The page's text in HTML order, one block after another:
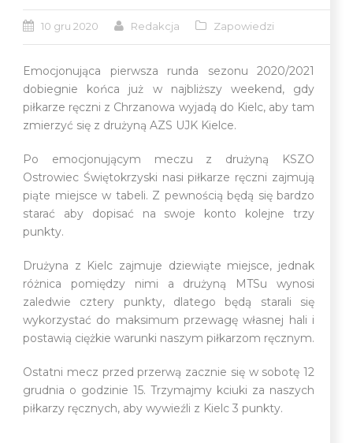
10 gru 2020 Redakcja Zapowiedzi
Emocjonująca pierwsza runda sezonu 2020/2021
dobiegnie końca już w najbliższy weekend, gdy
piłkarze ręczni z Chrzanowa wyjadą do Kielc, aby tam
zmierzyć się z drużyną AZS UJK Kielce.
Po emocjonującym meczu z drużyną KSZO
Ostrowiec Świętokrzyski nasi piłkarze ręczni zajmują
piąte miejsce w tabeli. Z pewnością będą się bardzo
starać aby dopisać na swoje konto kolejne trzy
punkty.
Drużyna z Kielc zajmuje dziewiąte miejsce, jednak
różnica pomiędzy nimi a drużyną MTSu wynosi
zaledwie cztery punkty, dlatego będą starali się
wykorzystać do maksimum przewagę własnej hali i
postawią ciężkie warunki naszym piłkarzom ręcznym.
Ostatni mecz przed przerwą zacznie się w sobotę 12
grudnia o godzinie 15. Trzymajmy kciuki za naszych
piłkarzy ręcznych, aby wywieźli z Kielc 3 punkty.